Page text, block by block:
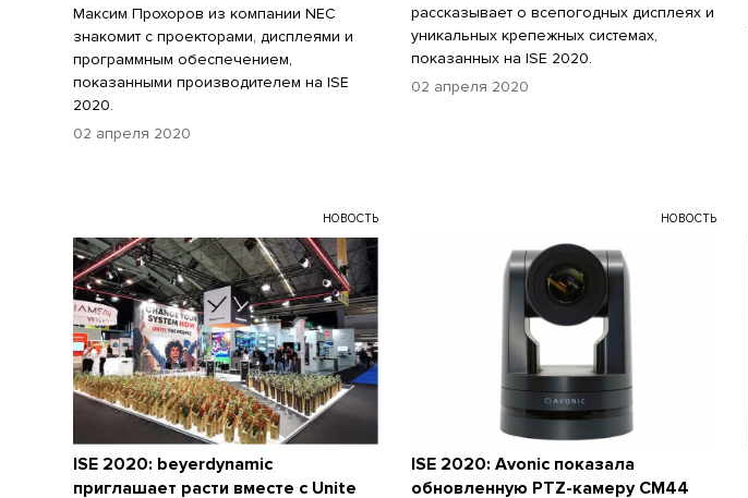
Максим Прохоров из компании NEC
знакомит с проекторами, дисплеями и
программным обеспечением,
показанными производителем на ISE
2020.
02 апреля 2020
рассказывает о всепогодных дисплеях и
уникальных крепежных системах,
показанных на ISE 2020.
02 апреля 2020
НОВОСТЬ
ISE 2020: beyerdynamic
приглашает расти вместе c Unite
НОВОСТЬ
ISE 2020: Avonic показала
обновленную PTZ-камеру CM44